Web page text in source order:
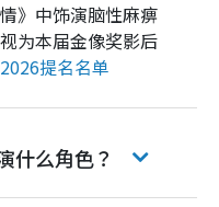
》中饰演脑性麻痹
为本届金像奖影后
提名名单
什么角色？